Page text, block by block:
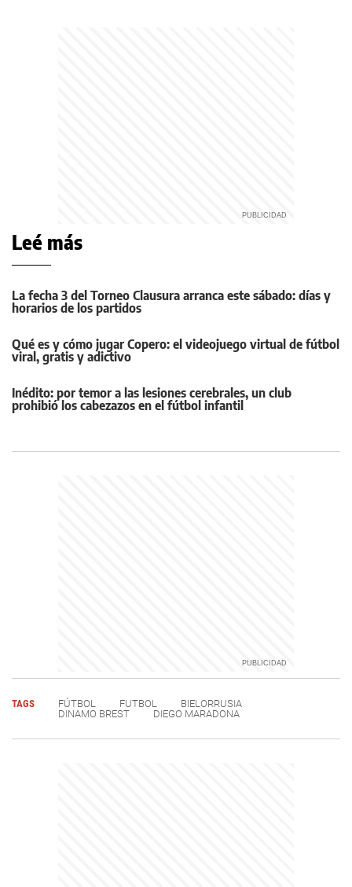
Leé más
La fecha 3 del Torneo Clausura arranca este sábado: días y
horarios de los partidos
Qué es y cómo jugar Copero: el videojuego virtual de fútbol
viral, gratis y adictivo
Inédito: por temor a las lesiones cerebrales, un club
prohibió los cabezazos en el fútbol infantil
TAGS FÚTBOL FUTBOL
BIELORRUSIA
DINAMO BREST
DIEGO MARADONA